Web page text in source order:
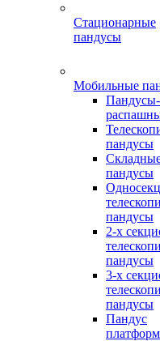
Стационарные
пандусы
Мобильные
пандусы
пандусы
пандусы
2-х
пандусы
3-х
пандусы
Пандус